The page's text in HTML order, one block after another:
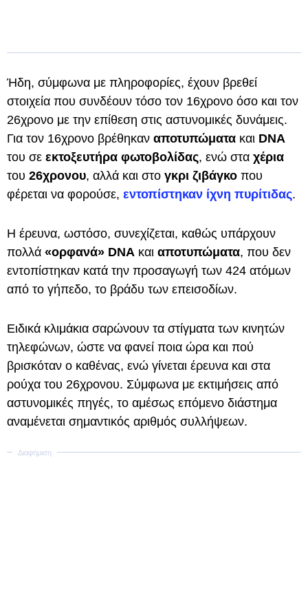
Ήδη, σύμφωνα με πληροφορίες, έχουν βρεθεί
στοιχεία που συνδέουν τόσο τον 16χρονο όσο και τον
26χρονο με την επίθεση στις αστυνομικές δυνάμεις.
Για τον 16χρονο βρέθηκαν αποτυπώματα και DNA
του σε εκτοξευτήρα φωτοβολίδας, ενώ στα χέρια
του 26χρονου, αλλά και στο γκρι ζιβάγκο που
φέρεται να φορούσε, εντοπίστηκαν ίχνη πυρίτιδας.
Η έρευνα, ωστόσο, συνεχίζεται, καθώς υπάρχουν
πολλά «ορφανά» DNA και αποτυπώματα, που δεν
εντοπίστηκαν κατά την προσαγωγή των 424 ατόμων
από το γήπεδο, το βράδυ των επεισοδίων.
Ειδικά κλιμάκια σαρώνουν τα στίγματα των κινητών
τηλεφώνων, ώστε να φανεί ποια ώρα και πού
βρισκόταν ο καθένας, ενώ γίνεται έρευνα και στα
ρούχα του 26χρονου. Σύμφωνα με εκτιμήσεις από
αστυνομικές πηγές, το αμέσως επόμενο διάστημα
αναμένεται σημαντικός αριθμός συλλήψεων.